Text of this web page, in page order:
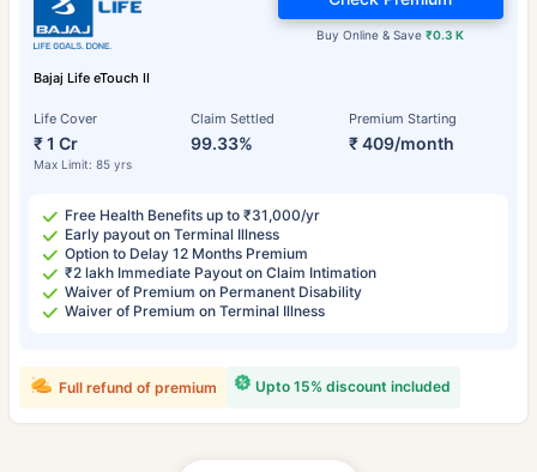
Bajaj Life eTouch II
Life Cover
₹ 1 Cr
Max Limit: 85 yrs
Claim Settled
99.33%
Premium Starting
₹ 409/month
Buy Online & Save₹0.3 K
Free Health Benefits up to ₹31,000/yr
Early payout on Terminal Illness
Option to Delay 12 Months Premium
₹2 lakh Immediate Payout on Claim Intimation
Waiver of Premium on Permanent Disability
Waiver of Premium on Terminal Illness
Upto 15% discount included
Full refund of premium